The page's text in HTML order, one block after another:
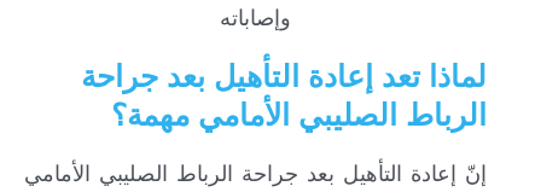
وإصاباته
لماذا تعد إعادة التأهيل بعد جراحة
الرباط الصليبي الأمامي مهمة؟
إنّ إعادة التأهيل بعد جراحة الرباط الصليبي الأمامي